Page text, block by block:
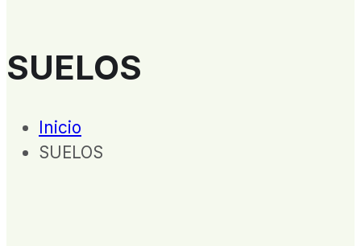
SUELOS
Inicio
SUELOS